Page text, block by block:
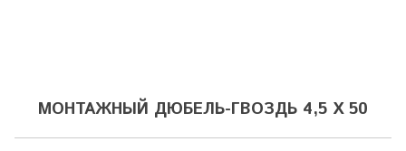
МОНТАЖНЫЙ ДЮБЕЛЬ-ГВОЗДЬ 4,5 Х 50